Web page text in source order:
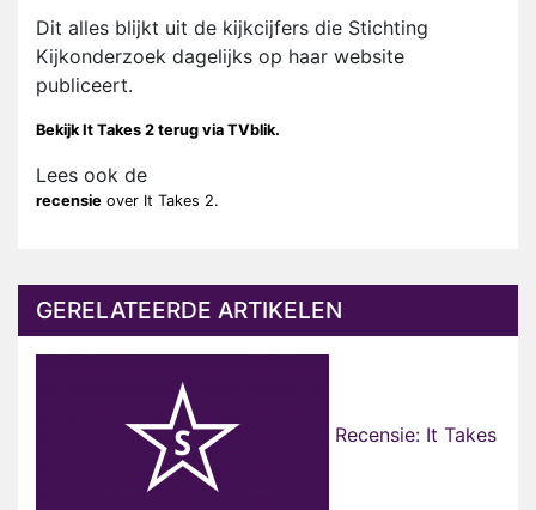
Dit alles blijkt uit de kijkcijfers die Stichting
Kijkonderzoek dagelijks op haar website
publiceert.
Bekijk It Takes 2 terug via TVblik.
Lees ook de
recensie over It Takes 2.
GERELATEERDE ARTIKELEN
Recensie: It Takes